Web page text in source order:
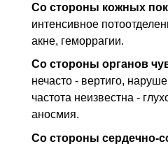
Со стороны кожных
интенсивное
акне, геморрагии.
Со стороны органов
нечасто - вертиго,
частота неизвестна -
аносмия.
Со стороны сердечно-